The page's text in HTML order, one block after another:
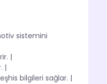
sistemini
|
|
bilgileri sağlar. |